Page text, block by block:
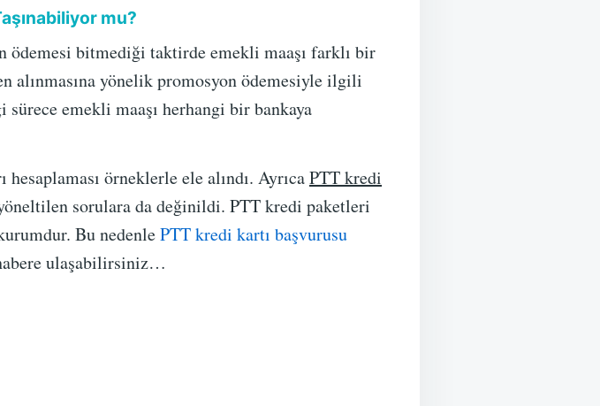
mu?
bitmediği taktirde emekli maaşı farklı bir
alınmasına yönelik promosyon ödemesiyle ilgili
emekli maaşı herhangi bir bankaya
hesaplaması örneklerle ele alındı. AyrıcaPTT kredi
sorulara da değinildi. PTT kredi paketleri
Bu nedenlePTT kredi kartı başvurusu
ulaşabilirsiniz…